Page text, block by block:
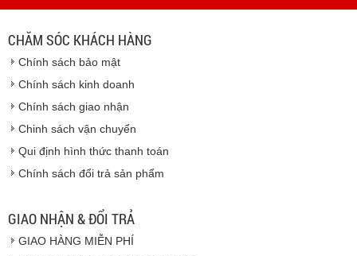
Vinhempich
CAM KẾT CHẤT LƯỢNG
CHĂM SÓC KHÁCH HÀNG
Chính sách bảo mật
Chính sách kinh doanh
Chính sách giao nhận
Chinh sách vận chuyển
Qui định hình thức thanh toán
Chính sách đổi trả sản phẩm
GIAO NHẬN & ĐỔI TRẢ
GIAO HÀNG MIỄN PHÍ